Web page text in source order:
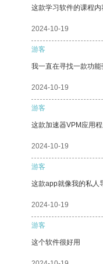
这款学习软件的课程
2024-10-19
游客
我一直在寻找一款功
2024-10-19
游客
这款加速器VPM应用
2024-10-19
游客
这款app就像我的私人
2024-10-19
游客
这个软件很好用